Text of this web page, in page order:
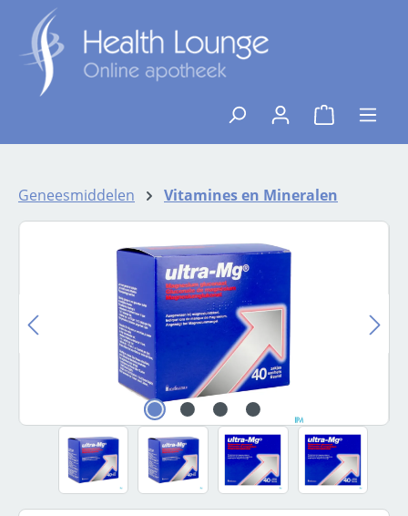
Ga naar de hoofdinhoud
{1}De
Geneesmiddelen
Vitamines en Mineralen
Afbeeldingengalerij overslaan